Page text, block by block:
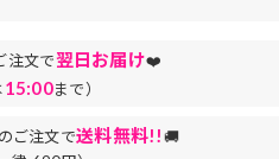
注文で翌日お届け❤️
15:00まで）
ご注文で送料無料!!🚚